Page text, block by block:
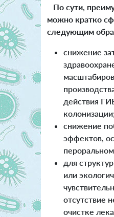
По сути,
можно кратко
следующим
снижение
действия
колонизации;
снижение
эффектов,
для
или
отсутствие
очистке